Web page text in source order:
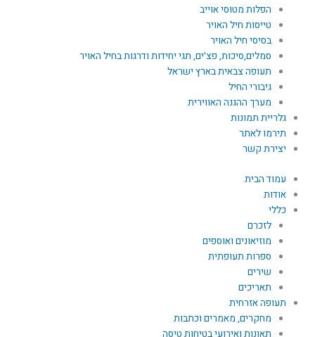
הפלות מטוסי אוייב
טייסות חיל האויר
בסיסי חיל האויר
סמלים,סיכות, פצ'ים, תגי יחידות ודרגות בחיל האויר
תעופה צבאית בארץ ישראל
גיבורי החיל
מערך ההגנה האווירית
גלריית תמונות
תירמו לאתר
יצירת קשר
עמוד הבית
אודות
כללי
לזכרם
מוזיאונים ואוספים
ספרות תעופתית
שירים
תאריכים
תעופה אזרחית
מחקרים, מאמרים וכתבות
תאונות ואירועי בטיחות טיסה